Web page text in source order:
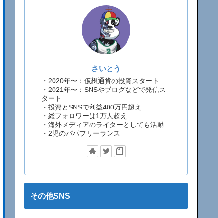
さいとう
・2020年〜：仮想通貨の投資スタート
・2021年〜：SNSやブログなどで発信ス
タート
・投資とSNSで利益400万円超え
・総フォロワーは1万人超え
・海外メディアのライターとしても活動
・2児のパパフリーランス
その他SNS